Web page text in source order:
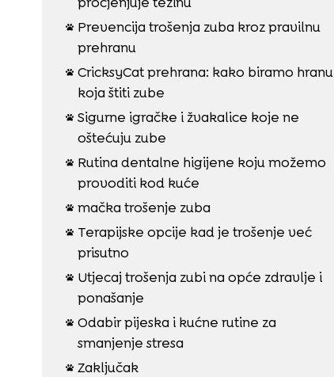

Prevencija trošenja zuba kroz pravilnu
prehranu
 CricksyCat prehrana: kako biramo hranu
koja štiti zube
 Sigurne igračke i žvakalice koje ne
oštećuju zube

Rutina dentalne higijene koju možemo
provoditi kod kuće
 mačka trošenje zuba

Terapijske opcije kad je trošenje već
prisutno

Utjecaj trošenja zubi na opće zdravlje i
ponašanje
 Odabir pijeska i kućne rutine za
smanjenje stresa
 Zaključak